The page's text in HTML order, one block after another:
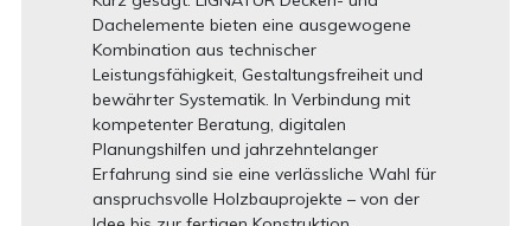
Dachelemente bieten eine ausgewogene
Kombination aus technischer
Leistungsfähigkeit, Gestaltungsfreiheit und
bewährter Systematik. In Verbindung mit
kompetenter Beratung, digitalen
Planungshilfen und jahrzehntelanger
Erfahrung sind sie eine verlässliche Wahl für
anspruchsvolle Holzbauprojekte – von der